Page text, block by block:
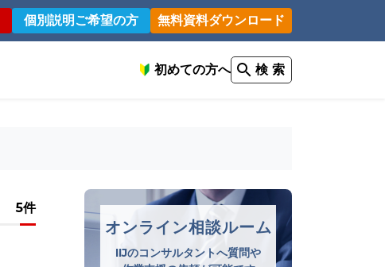
個別説明ご希望の方 無料資料ダウンロード
初めての方へ 検 索
5件
オンライン相談ルーム
IIJのコンサルタントへ質問や